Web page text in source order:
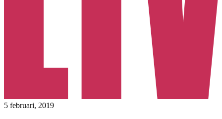
5 februari, 2019